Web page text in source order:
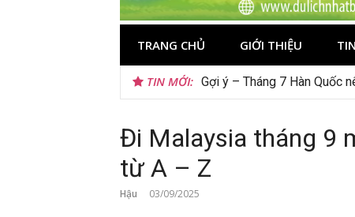
TRANG CHỦ GIỚI THIỆU
TIN MỚI: Tips du lịch Sri Lanka trọn
Đi Malaysia tháng 9
từ A – Z
Hậu 03/09/2025